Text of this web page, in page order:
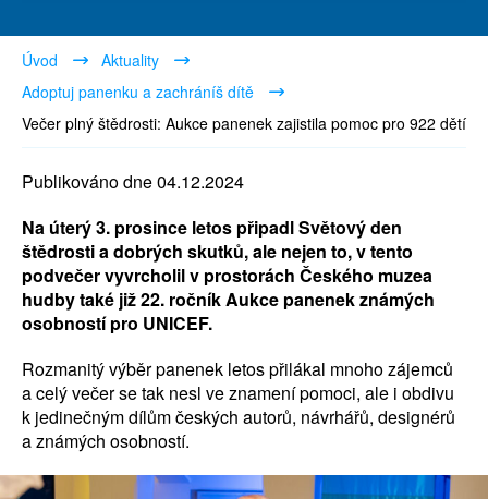
Úvod
Aktuality
Adoptuj panenku a zachráníš dítě
Večer plný štědrosti: Aukce panenek zajistila pomoc pro 922 dětí
Publikováno dne 04.12.2024
Na úterý 3. prosince letos připadl Světový den
štědrosti a dobrých skutků, ale nejen to, v tento
podvečer vyvrcholil v prostorách Českého muzea
hudby také již 22. ročník Aukce panenek známých
osobností pro UNICEF.
Rozmanitý výběr panenek letos přilákal mnoho zájemců
a celý večer se tak nesl ve znamení pomoci, ale i obdivu
k jedinečným dílům českých autorů, návrhářů, designérů
a známých osobností.